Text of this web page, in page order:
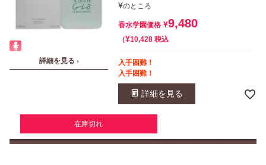
詳細を見る ›
¥のところ
香水学園価格 ¥9,480
¥10,428 税込
入手困難！
入手困難！
詳細を見る
在庫切れ